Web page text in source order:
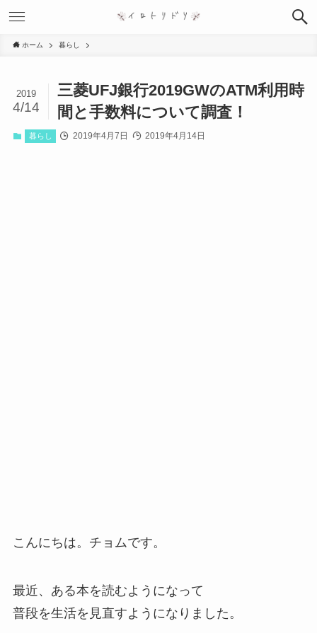
ホーム 暮らし
三菱UFJ銀行2019GWのATM利用時
間と手数料について調査！
2019
4/14
暮らし 2019年4月7日 2019年4月14日
こんにちは。チョムです。
最近、ある本を読むようになって
普段を生活を見直すようになりました。